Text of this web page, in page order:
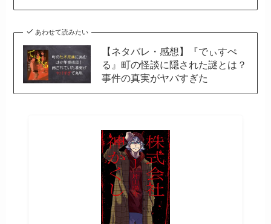
あわせて読みたい
【ネタバレ・感想】『でぃすぺ
る』町の怪談に隠された謎とは？
事件の真実がヤバすぎた